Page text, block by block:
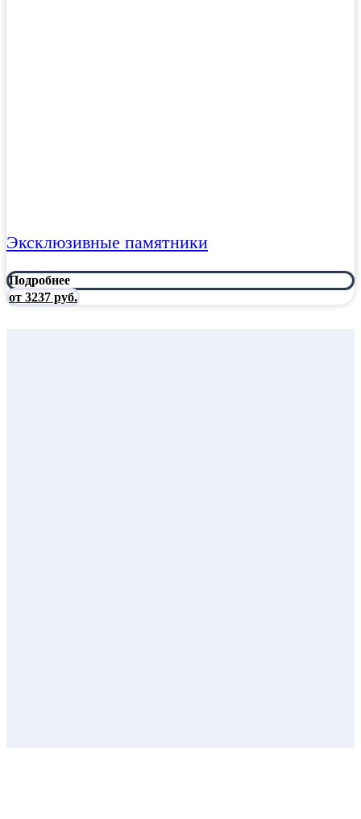
Эксклюзивные памятники
Подробнее
от 3237 руб.